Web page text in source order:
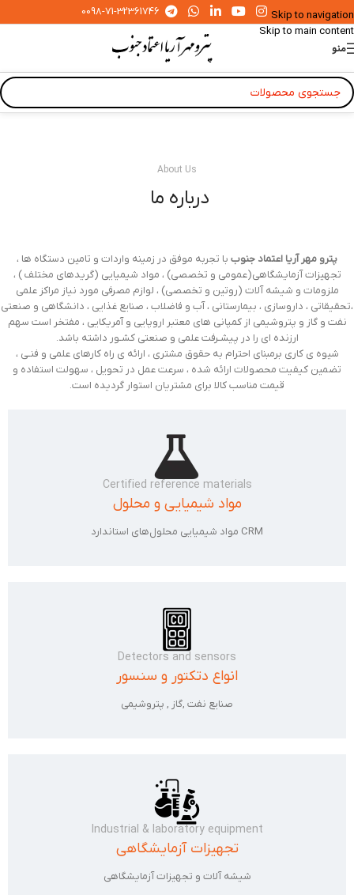
Skip to navigation
Skip to main content
0098-71-32361746
منو
About Us
درباره ما ​
پترو مهر آریا اعتماد جنوب با تجربه موفق در زمینه واردات و تامین دستگاه ها ،
تجهیزات آزمایشگاهی(عمومی و تخصصی) ، مواد شیمیایی (گریدهای مختلف ) ،
ملزومات و شیشه آلات (روتین و تخصصی) ، لوازم مصرفی مورد نیاز مراکز علمی
،تحقیقاتی ، داروسازی ، بیمارستانی ، آب و فاضلاب ، صنایع غذایی ، دانشگاهی و صنعتی
نفت و گاز و پتروشیمی از کمپانی های معتبر اروپایی و آمریکایی ، مفتخر است سهم
ارزنده ای را در پیشـرفت علمی و صنعتی کشـور داشته باشد.
شیوه ی کاری برمبنای احترام به حقوق مشتری ، ارائه ی راه کارهای علمی و فنـی ،
تضمین کیفیت محصولات ارائه شده ، سرعت عمل در تحویل ، سهولت استفاده و
قیمت مناسب کالا برای مشتریان استوار گردیده است.
Certified reference materials
مواد شیمیایی و محلول‌
مواد شیمیایی محلول‌های استاندارد CRM
Detectors and sensors
انواع دتکتور و سنسور
صنایع نفت ,گاز , پتروشیمی
Industrial & laboratory equipment
تجهیزات آزمایشگاهی
شیشه آلات و تجهیزات آزمایشگاهی